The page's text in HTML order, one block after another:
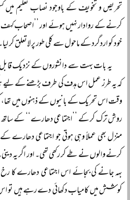
تحریص و تخویف کے باوجود نصاب تعلیم میں کسی
کرنے کے روادار نہیں ہوئے اور ’’اصحاب
خود کو اردگرد کے ماحول سے کلی طور پر لاتعلق کر
یہ بات بہت سے دانشوروں کے نزدیک قابل
کہ یہ طرز عمل اس ہدف کی طرف بڑھنے کے لیے
وقت اس تحریک کے بانیوں کے ذہنوں میں تھا،
روش ترک کر کے ’’اجتماعی دھارے‘‘ کے
منزل بھی عملاً وہی ہوتی جو اجتماعی
کرنے والوں نے طے کر رکھی تھی۔ اور اگر یہ
بہہ جانے کی بجائے اس اجتماعی دھارے کا
کوشش میں کامیاب دکھائی دے رہے ہیں تو